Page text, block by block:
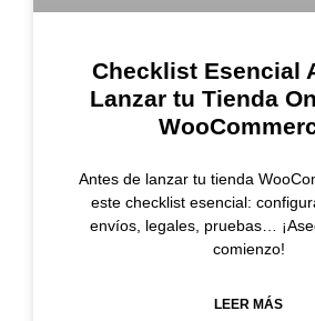
Checklist Esencial
Lanzar tu Tienda
Antes de lanzar tu tienda
este checklist esencial:
envíos, legales, pruebas…
comienzo!
LEER MÁS